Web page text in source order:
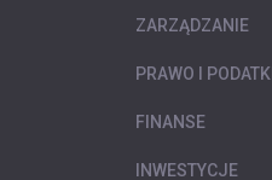
ZARZĄDZANIE
PRAWO I PODATKI
FINANSE
INWESTYCJE